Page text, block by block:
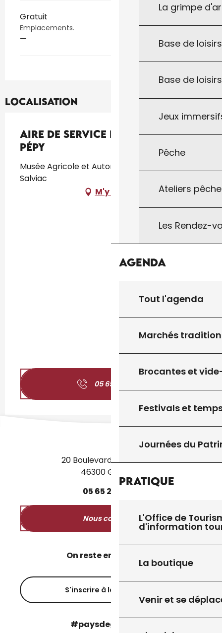
La grimpe
Base de
Base de
Jeux
Pêche
Ateliers
Les Rendez-
Agenda
Tout l'agenda
Marchés
Brocantes et
Festivals et
Journées du
Pratique
L'Office de
d'information
La boutique
Venir et se
Gratuit
Emplacements.
—
Localisation
Aire de Service et d’Étape de
Pépy
Musée Agricole et Automobile - Pépy, 46340
Salviac
M'y rendre
05 65 41 56
20 Boulevard des Martyrs
46300 Gourdon
05 65 27
Nous contacter
On reste en contact ?
S'inscrire à la newsletter
#paysdegourdon !